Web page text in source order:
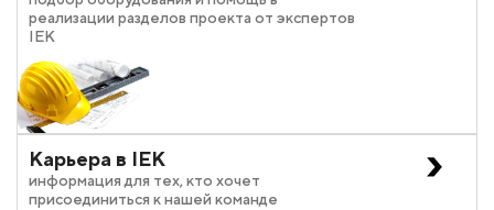
реализации разделов проекта от экспертов
IEK
Карьера в IEK
информация для тех, кто хочет
присоединиться к нашей команде